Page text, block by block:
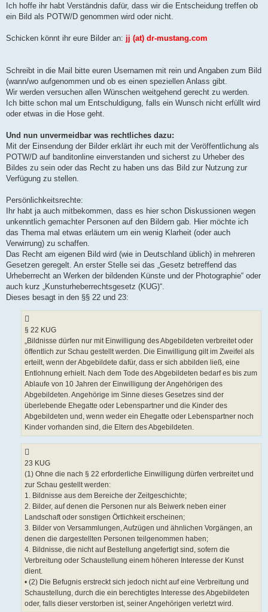
Ich hoffe ihr habt Verständnis dafür, dass wir die Entscheidung treffen ob
ein Bild als POTW/D genommen wird oder nicht.
Schicken könnt ihr eure Bilder an: jj (at) dr-mustang.com
Schreibt in die Mail bitte euren Usernamen mit rein und Angaben zum Bild
(wann/wo aufgenommen und ob es einen speziellen Anlass gibt.
Wir werden versuchen allen Wünschen weitgehend gerecht zu werden.
Ich bitte schon mal um Entschuldigung, falls ein Wunsch nicht erfüllt wird
oder etwas in die Hose geht.
Und nun unvermeidbar was rechtliches dazu:
Mit der Einsendung der Bilder erklärt ihr euch mit der Veröffentlichung als
POTW/D auf banditonline einverstanden und sicherst zu Urheber des
Bildes zu sein oder das Recht zu haben uns das Bild zur Nutzung zur
Verfügung zu stellen.
Persönlichkeitsrechte:
Ihr habt ja auch mitbekommen, dass es hier schon Diskussionen wegen
unkenntlich gemachter Personen auf den Bildern gab. Hier möchte ich
das Thema mal etwas erläutern um ein wenig Klarheit (oder auch
Verwirrung) zu schaffen.
Das Recht am eigenen Bild wird (wie in Deutschland üblich) in mehreren
Gesetzen geregelt. An erster Stelle sei das „Gesetz betreffend das
Urheberrecht an Werken der bildenden Künste und der Photographie“ oder
auch kurz „Kunsturheberrechtsgesetz (KUG)“.
Dieses besagt in den §§ 22 und 23:
§ 22 KUG
„Bildnisse dürfen nur mit Einwilligung des Abgebildeten verbreitet oder
öffentlich zur Schau gestellt werden. Die Einwilligung gilt im Zweifel als
erteilt, wenn der Abgebildete dafür, dass er sich abbilden ließ, eine
Entlohnung erhielt. Nach dem Tode des Abgebildeten bedarf es bis zum
Ablaufe von 10 Jahren der Einwilligung der Angehörigen des
Abgebildeten. Angehörige im Sinne dieses Gesetzes sind der
überlebende Ehegatte oder Lebenspartner und die Kinder des
Abgebildeten und, wenn weder ein Ehegatte oder Lebenspartner noch
Kinder vorhanden sind, die Eltern des Abgebildeten.
23 KUG
(1) Ohne die nach § 22 erforderliche Einwilligung dürfen verbreitet und
zur Schau gestellt werden:
1. Bildnisse aus dem Bereiche der Zeitgeschichte;
2. Bilder, auf denen die Personen nur als Beiwerk neben einer
Landschaft oder sonstigen Örtlichkeit erscheinen;
3. Bilder von Versammlungen, Aufzügen und ähnlichen Vorgängen, an
denen die dargestellten Personen teilgenommen haben;
4. Bildnisse, die nicht auf Bestellung angefertigt sind, sofern die
Verbreitung oder Schaustellung einem höheren Interesse der Kunst
dient.
• (2) Die Befugnis erstreckt sich jedoch nicht auf eine Verbreitung und
Schaustellung, durch die ein berechtigtes Interesse des Abgebildeten
oder, falls dieser verstorben ist, seiner Angehörigen verletzt wird.